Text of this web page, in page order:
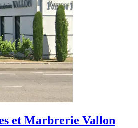
et Marbrerie Vallon